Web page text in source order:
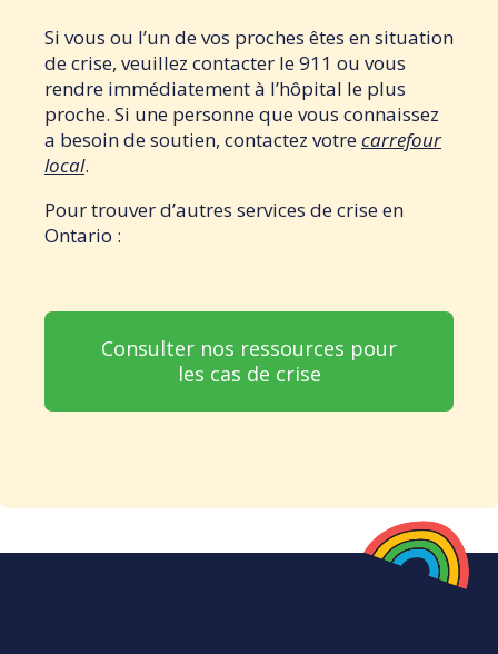
Si vous ou l’un de vos proches êtes en situation
de crise, veuillez contacter le 911 ou vous
rendre immédiatement à l’hôpital le plus
proche. Si une personne que vous connaissez
a besoin de soutien, contactez votrecarrefour
local.
Pour trouver d’autres services de crise en
Ontario :
Consulter nos ressources pour
les cas de crise